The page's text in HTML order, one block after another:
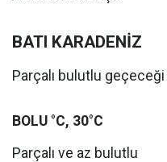
BATI KARADENİZ
Parçalı bulutlu
BOLU °C, 30°C
Parçalı ve az bulutlu